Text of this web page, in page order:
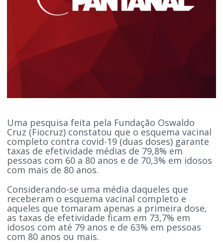
Uma pesquisa feita pela Fundação Oswaldo
Cruz (Fiocruz) constatou que o esquema vacinal
completo contra covid-19 (duas doses) garante
taxas de efetividade médias de 79,8% em
pessoas com 60 a 80 anos e de 70,3% em idosos
com mais de 80 anos.
Considerando-se uma média daqueles que
receberam o esquema vacinal completo e
aqueles que tomaram apenas a primeira dose,
as taxas de efetividade ficam em 73,7% em
idosos com até 79 anos e de 63% em pessoas
com 80 anos ou mais.